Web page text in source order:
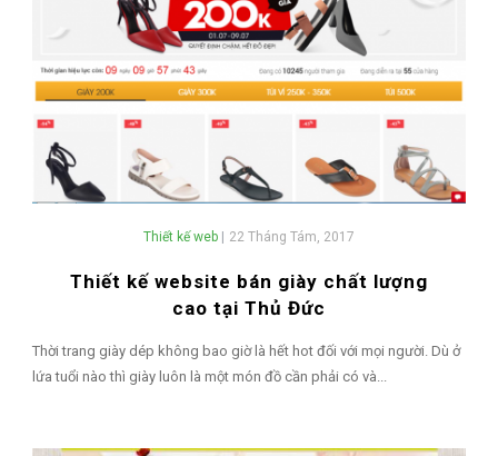
Thiết kế web| 22 Tháng Tám, 2017
Thiết kế website bán giày chất lượng
cao tại Thủ Đức
Thời trang giày dép không bao giờ là hết hot đối với mọi người. Dù ở
lứa tuổi nào thì giày luôn là một món đồ cần phải có và...